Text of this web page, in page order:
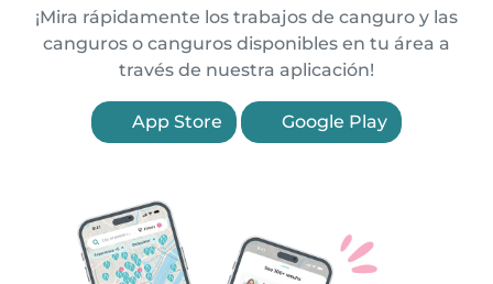
¡Mira rápidamente los trabajos de canguro y las
canguros o canguros disponibles en tu área a
través de nuestra aplicación!
App Store Google Play